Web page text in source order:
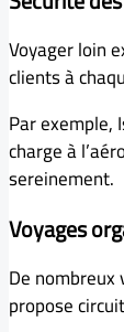
Voyager loin
clients à
Par exemple,
charge à
sereinement.
Voyages
De
propose